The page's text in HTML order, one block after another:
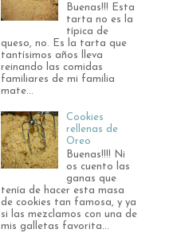
Buenas!!! Esta
tarta no es la
típica de
queso, no. Es la tarta que
tantísimos años lleva
reinando las comidas
familiares de mi familia
mate...
Cookies
rellenas de
Oreo
Buenas!!!! Ni
os cuento las
ganas que
tenía de hacer esta masa
de cookies tan famosa, y ya
si las mezclamos con una de
mis galletas favorita...